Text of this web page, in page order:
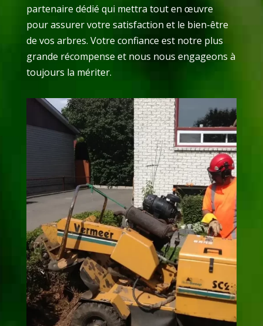
partenaire dédié qui mettra tout en œuvre
pour assurer votre satisfaction et le bien-être
de vos arbres. Votre confiance est notre plus
grande récompense et nous nous engageons à
toujours la mériter.